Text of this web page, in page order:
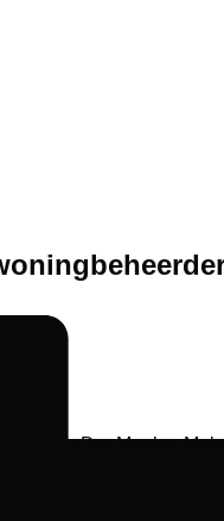
bij Van Der Meulen
in Groningen. Na...